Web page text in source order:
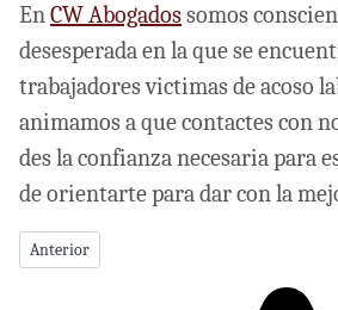
EnCW Abogadossomos
desesperada en la que se
trabajadores victimas de acoso
animamos a que contactes con
des la confianza necesaria para
de orientarte para dar con la
Artículo anterior: Modelo de Papeleta por
Anterior